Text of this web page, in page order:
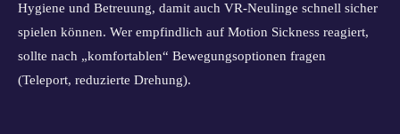
Hygiene und Betreuung, damit auch VR-Neulinge schnell sicher
spielen können. Wer empfindlich auf Motion Sickness reagiert,
sollte nach „komfortablen“ Bewegungsoptionen fragen
(Teleport, reduzierte Drehung).